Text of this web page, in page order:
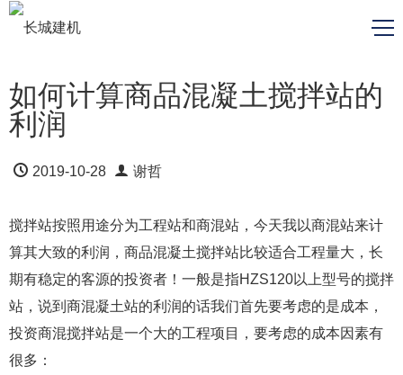
如何计算商品混凝土搅拌站的
利润
2019-10-28 谢哲
搅拌站按照用途分为工程站和商混站，今天我以商混站来计
算其大致的利润，商品混凝土搅拌站比较适合工程量大，长
期有稳定的客源的投资者！一般是指HZS120以上型号的搅拌
站，说到商混凝土站的利润的话我们首先要考虑的是成本，
投资商混搅拌站是一个大的工程项目，要考虑的成本因素有
很多：